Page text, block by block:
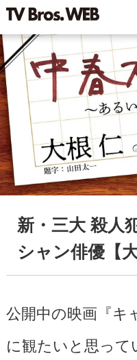
新・三大 殺人
シャン俳優【
公開中の映画『キ
に観たいと思って